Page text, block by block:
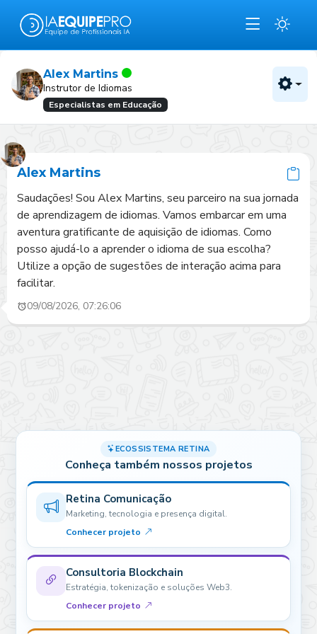
Alex Martins
Instrutor de Idiomas
Especialistas em Educação
Alex Martins
Saudações! Sou Alex Martins, seu parceiro na sua jornada
de aprendizagem de idiomas. Vamos embarcar em uma
aventura gratificante de aquisição de idiomas. Como
posso ajudá-lo a aprender o idioma de sua escolha?
Utilize a opção de sugestões de interação acima para
facilitar.
09/08/2026, 07:26:06
ECOSSISTEMA RETINA
Conheça também nossos projetos
Retina Comunicação
Marketing, tecnologia e presença digital.
Conhecer projeto
Consultoria Blockchain
Estratégia, tokenização e soluções Web3.
Conhecer projeto